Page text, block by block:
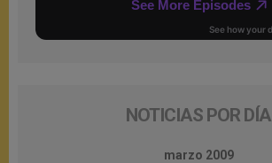
NOTICIAS POR DÍA
marzo 2009